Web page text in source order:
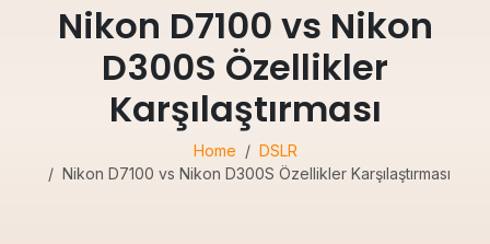
Nikon D7100 vs Nikon
D300S Özellikler
Karşılaştırması
Home
DSLR
Nikon D7100 vs Nikon D300S Özellikler Karşılaştırması